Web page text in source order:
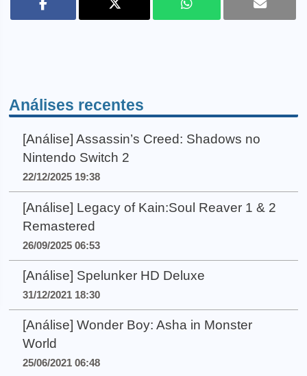
Análises recentes
[Análise] Assassin’s Creed: Shadows no
Nintendo Switch 2
22/12/2025 19:38
[Análise] Legacy of Kain:Soul Reaver 1 & 2
Remastered
26/09/2025 06:53
[Análise] Spelunker HD Deluxe
31/12/2021 18:30
[Análise] Wonder Boy: Asha in Monster
World
25/06/2021 06:48